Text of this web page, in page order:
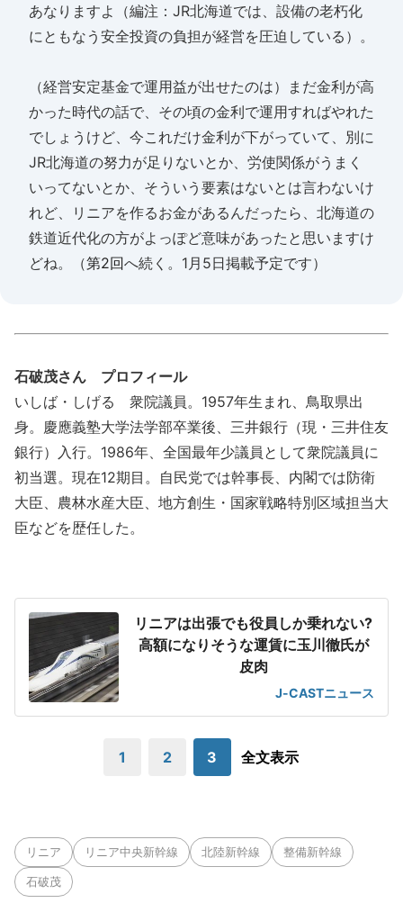
あなりますよ（編注：JR北海道では、設備の老朽化
にともなう安全投資の負担が経営を圧迫している）。
（経営安定基金で運用益が出せたのは）まだ金利が高
かった時代の話で、その頃の金利で運用すればやれた
でしょうけど、今これだけ金利が下がっていて、別に
JR北海道の努力が足りないとか、労使関係がうまく
いってないとか、そういう要素はないとは言わないけ
れど、リニアを作るお金があるんだったら、北海道の
鉄道近代化の方がよっぽど意味があったと思いますけ
どね。（第2回へ続く。1月5日掲載予定です）
石破茂さん プロフィール
いしば・しげる 衆院議員。1957年生まれ、鳥取県出
身。慶應義塾大学法学部卒業後、三井銀行（現・三井住友
銀行）入行。1986年、全国最年少議員として衆院議員に
初当選。現在12期目。自民党では幹事長、内閣では防衛
大臣、農林水産大臣、地方創生・国家戦略特別区域担当大
臣などを歴任した。
リニアは出張でも役員しか乗れない?
高額になりそうな運賃に玉川徹氏が
皮肉
J-CASTニュース
1 2 3 全文表示
リニア リニア中央新幹線 北陸新幹線 整備新幹線
石破茂